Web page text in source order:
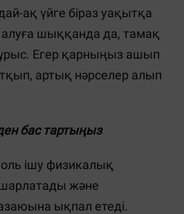
ақ үйге біраз уақытқа
алуға шыққанда да, тамақ
Егер қарныңыз ашып
артық нәрселер алып
бас тартыңыз
ішу физикалық
және
ықпал етеді.